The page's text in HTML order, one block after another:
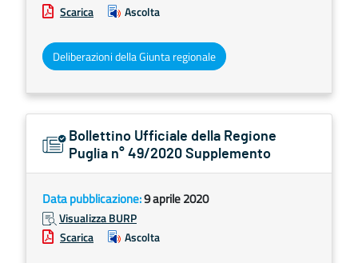
Scarica
Ascolta
Deliberazioni della Giunta regionale
Bollettino Ufficiale della Regione
Puglia n° 49/2020 Supplemento
Data pubblicazione:9 aprile 2020
Visualizza BURP
Scarica
Ascolta